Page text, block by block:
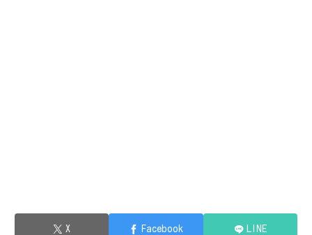
X Facebook LINE